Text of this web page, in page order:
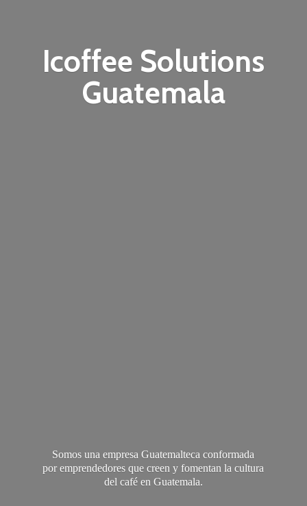
Icoffee Solutions
Guatemala
Somos una empresa Guatemalteca conformada
por emprendedores que creen y fomentan la cultura
del café en Guatemala.